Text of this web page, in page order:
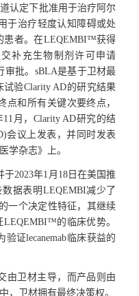
认定下批准用于治疗阿尔
于治疗轻度认知障碍或处
患者。在LEQEMBI™获得
补充生物制剂许可申请
审批。sBLA是基于卫材最
验Clarity AD的研究结果
和所有关键次要终点，
月，Clarity AD研究的结
会议上发表，并同时发表
学杂志》上。
2023年1月18日在美国推
据表明LEQEMBI减少了
一个决定性特征，其继续
的临床优势。
证lecanemab临床获益的
由卫材主导，而产品则由
，卫材拥有最终决策权。